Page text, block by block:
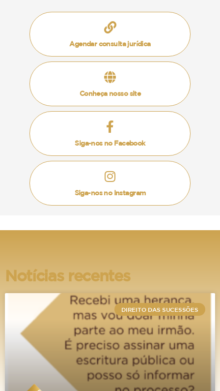
visou pleitear a indenização dos consumidores
que tivessem sofrido pelo ato e, ainda, obrigar a
empresa a reparar o problema dos
consumidores lesados.
No entanto, em 1º e 2º grau, os magistrados
entenderam que o Instituto Brasileiro de Política
e Direito da Informática não possuía
competência para ajuizar uma ação deste porte,
tendo em vista que a ação coletiva deve ser
proposta pelo Ministério Público. Além disso, os
tribunais em questão condenaram a Apple a
realizar os reparos necessários aos aparelhos
dos consumidores afetados.
Em sede de Recurso Especial, os ministros do
sejam as proprietárias do aparelho iPhone 6.
abusiva com os consumidores, mas que a
discussão dos danos morais não deveria ser
realizada em sede de ação coletiva e sim de
forma individual.
O que fazer em casos semelhantes?
Agendar consulta jurídica
Conheça nosso site
Siga-nos no Facebook
Siga-nos no Instagram
Notícias recentes
DIREITO DAS SUCESSÕES